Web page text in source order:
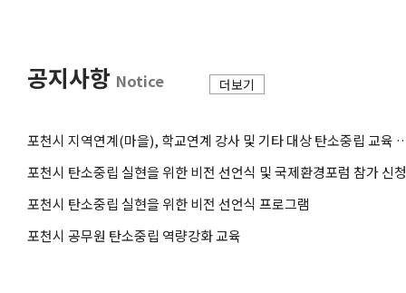
공지사항 Notice 더보기
포천시 지역연계(마을), 학교연계 강사 및 기타 대상 탄소중립 교육
포천시 탄소중립 실현을 위한 비전 선언식 및 국제환경포럼 참가 신청
포천시 탄소중립 실현을 위한 비전 선언식 프로그램
포천시 공무원 탄소중립 역량강화 교육